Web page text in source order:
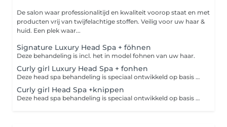
De salon waar professionalitijd en kwaliteit voorop staat en met
producten vrij van twijfelachtige stoffen. Veilig voor uw haar &
huid. Een plek waar...
Signature Luxury Head Spa + föhnen
Deze behandeling is incl. het in model fohnen van uw haar.
Curly girl Luxury Head Spa + fonhen
Deze head spa behandeling is speciaal ontwikkeld op basis van de Curly girl method. Dus is ook alleen geschikt voor mensen met krullen en is incl. het drogen van uw krullen.
Curly girl Head Spa +knippen
Deze head spa behandeling is speciaal ontwikkeld op basis van de Curly girl method. Dus is ook alleen geschikt voor mensen met krullen.